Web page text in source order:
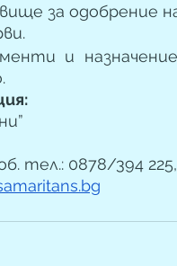
за одобрение
и
тел.: 0878/394 225,